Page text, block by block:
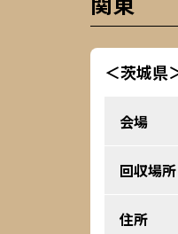
＜茨城県
会場
回収場所
住所